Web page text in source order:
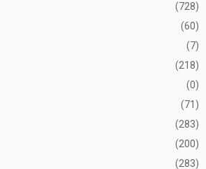
(728)
(60)
(7)
(218)
(0)
(71)
(283)
(200)
(283)